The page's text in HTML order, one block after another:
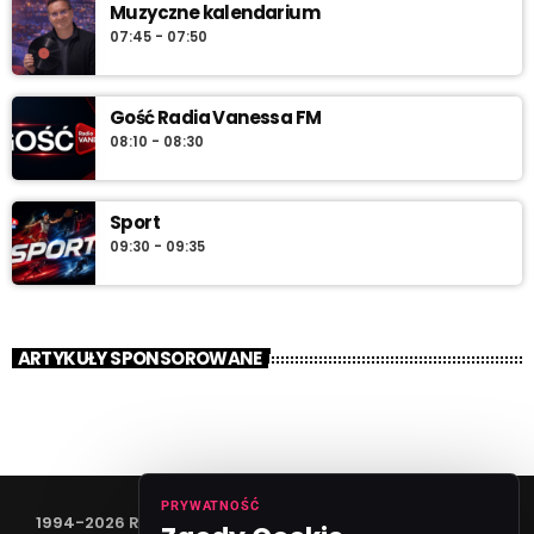
Muzyczne kalendarium
07:45 - 07:50
Gość Radia Vanessa FM
08:10 - 08:30
Sport
09:30 - 09:35
ARTYKUŁY SPONSOROWANE
1994-2026 RADIO VANESSA SPÓŁKA Z O.O
PRYWATNOŚĆ